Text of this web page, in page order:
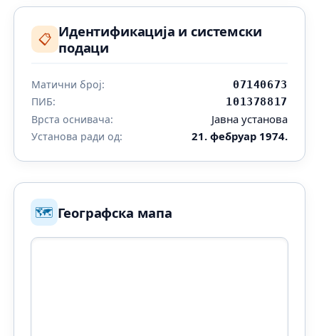
📋 Идентификација и системски
подаци
Матични број: 07140673
ПИБ: 101378817
Врста оснивача: Јавна установа
Установа ради од: 21. фебруар 1974.
🗺️ Географска мапа